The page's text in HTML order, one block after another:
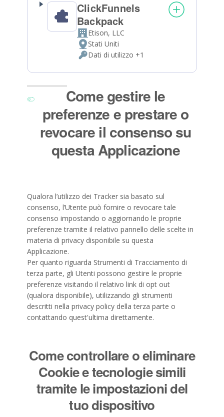
ClickFunnels
Backpack
Azienda:
Etison, LLC
Luogo
del
trattamento:
Stati Uniti
Dati
Personali
Dati di utilizzo +1
Come gestire le
preferenze e prestare o
revocare il consenso su
questa Applicazione
Qualora l’utilizzo dei Tracker sia basato sul
consenso, l’Utente può fornire o revocare tale
consenso impostando o aggiornando le proprie
preferenze tramite il relativo pannello delle scelte in
materia di privacy disponibile su questa
Applicazione.
Per quanto riguarda Strumenti di Tracciamento di
terza parte, gli Utenti possono gestire le proprie
preferenze visitando il relativo link di opt out
(qualora disponibile), utilizzando gli strumenti
descritti nella privacy policy della terza parte o
contattando quest'ultima direttamente.
Come controllare o eliminare
Cookie e tecnologie simili
tramite le impostazioni del
tuo dispositivo